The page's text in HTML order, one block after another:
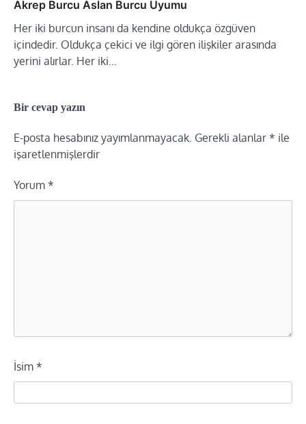
Akrep Burcu Aslan Burcu Uyumu
Her iki burcun insanı da kendine oldukça özgüven
içindedir. Oldukça çekici ve ilgi gören ilişkiler arasında
yerini alırlar. Her iki…
Bir cevap yazın
E-posta hesabınız yayımlanmayacak. Gerekli alanlar * ile
işaretlenmişlerdir
Yorum *
İsim *